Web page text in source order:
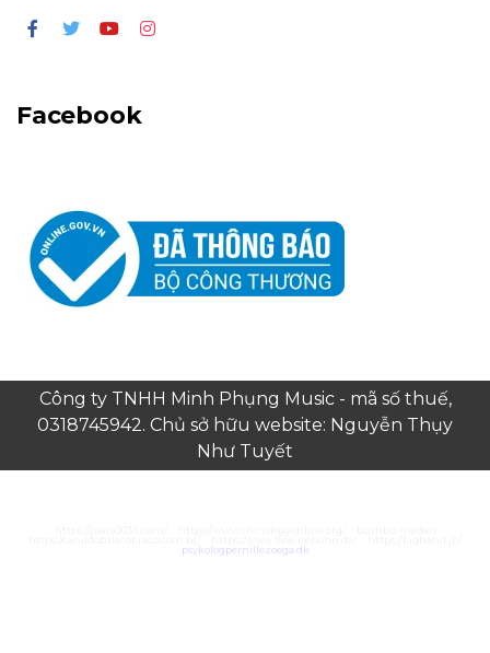
Facebook
Công ty TNHH Minh Phụng Music - mã số thuế,
0318745942. Chủ sở hữu website: Nguyễn Thụy
Như Tuyết
psykologpernillezoega.dk